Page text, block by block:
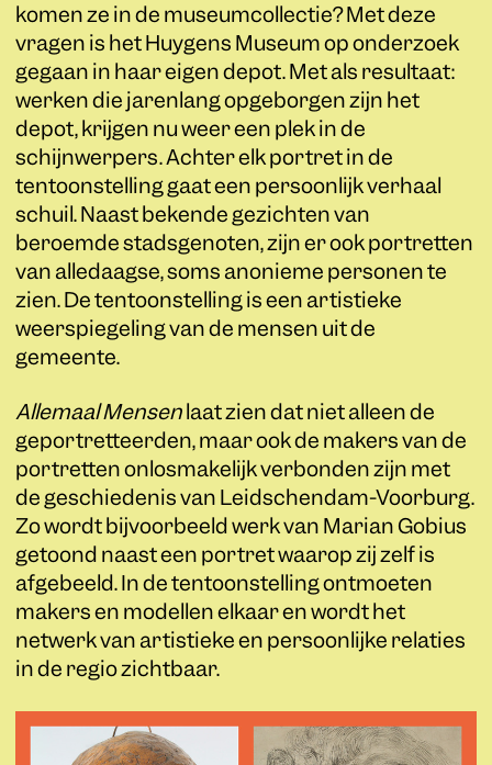
komen ze in de museumcollectie? Met deze
vragen is het Huygens Museum op onderzoek
gegaan in haar eigen depot. Met als resultaat:
werken die jarenlang opgeborgen zijn het
depot, krijgen nu weer een plek in de
schijnwerpers. Achter elk portret in de
tentoonstelling gaat een persoonlijk verhaal
schuil. Naast bekende gezichten van
beroemde stadsgenoten, zijn er ook portretten
van alledaagse, soms anonieme personen te
zien. De tentoonstelling is een artistieke
weerspiegeling van de mensen uit de
gemeente.
Allemaal Mensen laat zien dat niet alleen de
geportretteerden, maar ook de makers van de
portretten onlosmakelijk verbonden zijn met
de geschiedenis van Leidschendam-Voorburg.
Zo wordt bijvoorbeeld werk van Marian Gobius
getoond naast een portret waarop zij zelf is
afgebeeld. In de tentoonstelling ontmoeten
makers en modellen elkaar en wordt het
netwerk van artistieke en persoonlijke relaties
in de regio zichtbaar.